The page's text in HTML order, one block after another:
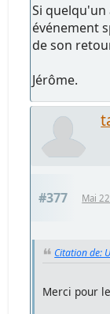
Si
événement
de son
Jérôme.
#377 Mai
Citation de:
Merci pour